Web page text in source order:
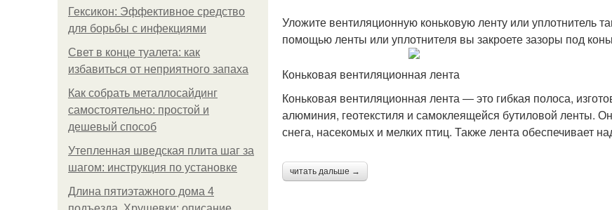
Гексикон: Эффективное средство
для борьбы с инфекциями
Свет в конце туалета: как
избавиться от неприятного запаха
Как собрать металлосайдинг
самостоятельно: простой и
дешевый способ
Утепленная шведская плита шаг за
шагом: инструкция по установке
Длина пятиэтажного дома 4
Уложите вентиляционную коньковую ленту или уплотнитель
помощью ленты или уплотнителя вы закроете зазоры под
Коньковая вентиляционная лента
Коньковая вентиляционная лента ― это гибкая полоса,
алюминия, геотекстиля и самоклеящейся бутиловой ленты.
снега, насекомых и мелких птиц. Также лента обеспечивает
читать дальше →